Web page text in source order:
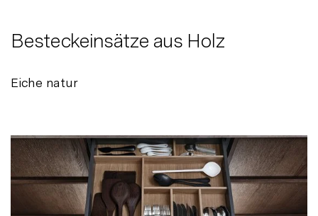
Besteckeinsätze aus Holz
Eiche natur